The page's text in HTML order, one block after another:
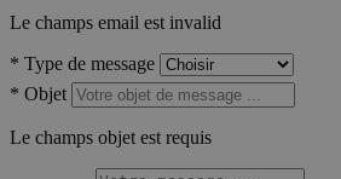
Le champs email est invalid
* Type de message
* Objet
Le champs objet est requis